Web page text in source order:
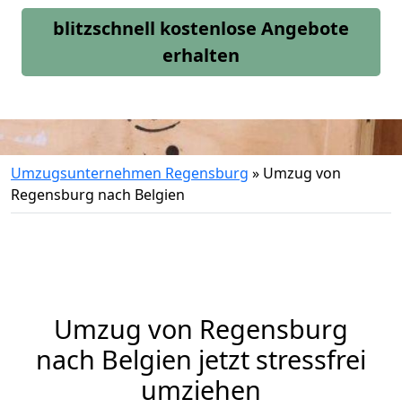
blitzschnell kostenlose Angebote
erhalten
Umzugsunternehmen Regensburg » Umzug von
Regensburg nach Belgien
Umzug von Regensburg
nach Belgien jetzt stressfrei
umziehen